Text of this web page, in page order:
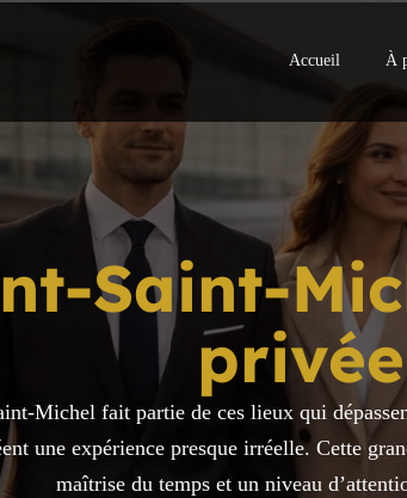
Accueil À
Saint-
Michel fait partie de ces lieux qui
une expérience presque irréelle. Cette
maîtrise du temps et un niveau